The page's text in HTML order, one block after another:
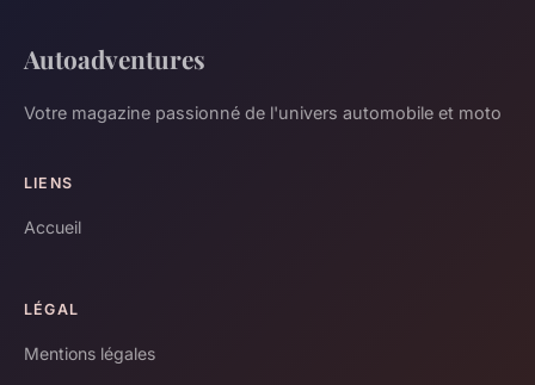
Autoadventures
Votre magazine passionné de l'univers automobile et moto
LIENS
Accueil
LÉGAL
Mentions légales